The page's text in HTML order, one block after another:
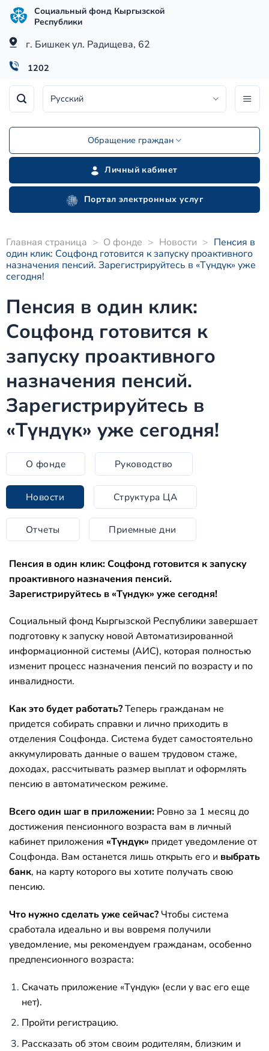
Skip
content
Социальный фонд Кыргызской
Республики
г. Бишкек ул. Радищева, 62
1202
Русский
Обращение граждан
Личный кабинет
Портал электронных услуг
Главная страница > О фонде > Новости > Пенсия в
один клик: Соцфонд готовится к запуску проактивного
назначения пенсий. Зарегистрируйтесь в «Түндүк» уже
сегодня!
Пенсия в один клик:
Соцфонд готовится к
запуску проактивного
назначения пенсий.
Зарегистрируйтесь в
«Түндүк» уже сегодня!
О фонде Руководство
Новости Структура ЦА
Отчеты Приемные дни
Пенсия в один клик: Соцфонд готовится к запуску
проактивного назначения пенсий.
Зарегистрируйтесь в «Түндүк» уже сегодня!
Социальный фонд Кыргызской Республики завершает
подготовку к запуску новой Автоматизированной
информационной системы (АИС), которая полностью
изменит процесс назначения пенсий по возрасту и по
инвалидности.
Как это будет работать?Теперь гражданам не
придется собирать справки и лично приходить в
отделения Соцфонда. Система будет самостоятельно
аккумулировать данные о вашем трудовом стаже,
доходах, рассчитывать размер выплат и оформлять
пенсию в автоматическом режиме.
Всего один шаг в приложении: Ровно за 1 месяц до
достижения пенсионного возраста вам в личный
кабинет приложения «Түндүк» придет уведомление от
Соцфонда. Вам останется лишь открыть его и выбрать
банк, на карту которого вы хотите получать свою
пенсию.
Что нужно сделать уже сейчас? Чтобы система
сработала идеально и вы вовремя получили
уведомление, мы рекомендуем гражданам, особенно
предпенсионного возраста:
Скачать приложение «Түндүк» (если у вас его еще
нет).
Пройти регистрацию.
Рассказать об этом своим родителям, близким и